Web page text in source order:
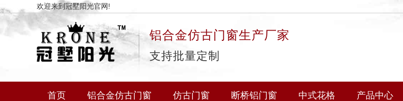
欢迎来到冠墅阳光官网!
铝合金仿古门窗生产厂家
支持批量定制
首页 铝合金仿古门窗 仿古门窗 断桥铝门窗 中式花格 产品中心